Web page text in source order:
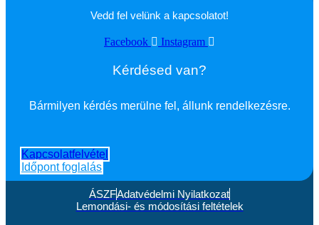
Vedd fel velünk a kapcsolatot!
Facebook Instagram
Kérdésed van?
Bármilyen kérdés merülne fel, állunk rendelkezésre.
Kapcsolatfelvétel
Időpont foglalás
ÁSZFAdatvédelmi Nyilatkozat
Lemondási- és módosítási feltételek